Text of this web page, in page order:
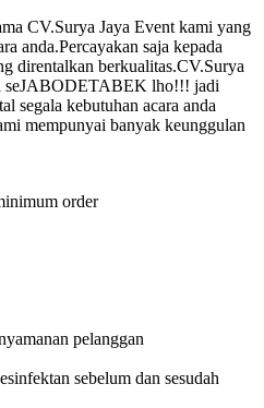
CV.Surya Jaya Event kami yang
anda.Percayakan saja kepada
direntalkan berkualitas.CV.Surya
seJABODETABEK lho!!! jadi
segala kebutuhan acara anda
mempunyai banyak keunggulan
order
pelanggan
sebelum dan sesudah